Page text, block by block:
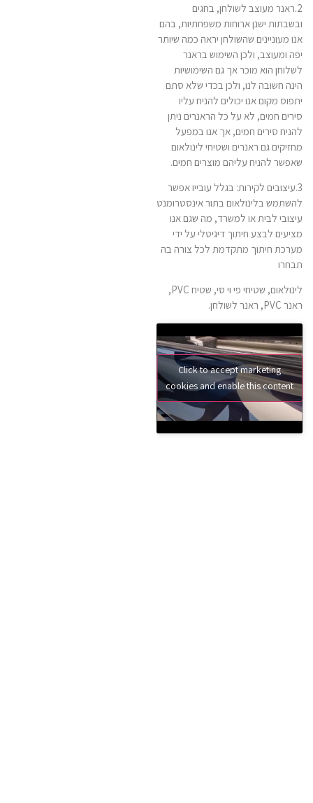
2.ראנר מעוצב לשולחן, בחגים
ובשבתות ישנן ארוחות משפחתיות, בהם
אנו מעוניינים שהשולחן יראה כמה שיותר
יפה ומעוצב, ולכן השימוש בראנר
לשלוחן הוא מוכר אך גם השימושיות
הינה חשובה לנו, ולכן בכדי שלא סתם
יתפוס מקום אנו יכולים להניח עליו
סירים חמים, לא על כל הראנרים ניתן
להניח סירים חמים, אך אנו במפעל
מחזיקים גם ראנרים ושטיחי לינולאום
שאפשר להניח עליהם מוצרים חמים.
3.עיצובים לקירות: בגלל עובייו אפשר
להשתמש בלינולאום בתור אינסטרומנט
עיצובי לבית או למשרד, מה שגם אנו
מציעים לבצע חיתוך דיגיטלי על ידי
מערכת חיתוך מתקדמת לכל צורה בה
תבחרו
לינולאום, שטיחי פי וי סי, שטיח PVC,
ראנר PVC, ראנר לשולחן.
Click to accept marketing
cookies and enable this content